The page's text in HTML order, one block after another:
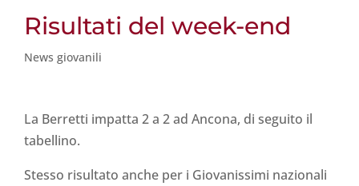
Risultati del week-end
News giovanili
La Berretti impatta 2 a 2 ad Ancona, di seguito il
tabellino.
Stesso risultato anche per i Giovanissimi nazionali